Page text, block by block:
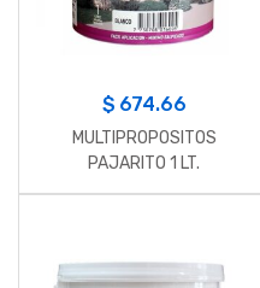
$ 674.66
MULTIPROPOSITOS
PAJARITO 1 LT.